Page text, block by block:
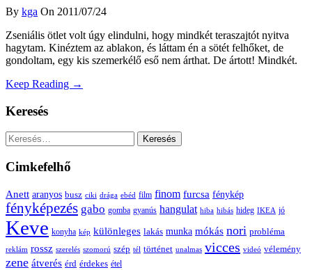
By kga On 2011/07/24
Zseniális ötlet volt úgy elindulni, hogy mindkét teraszajtót nyitva
hagytam. Kinéztem az ablakon, és láttam én a sötét felhőket, de
gondoltam, egy kis szemerkélő eső nem árthat. De ártott! Mindkét.
Keep Reading →
Keresés
Keresés:
Cimkefelhő
Anett aranyos busz ciki drága ebéd film finom furcsa fénykép
fényképezés gabo gomba gyanús hangulat hiba hibás hideg IKEA jó
Keve konyha kép különleges lakás munka mókás nori probléma
reklám rossz szerelés szomorú szép tél történet unalmas vicces videó vélemény
zene átverés érd érdekes étel